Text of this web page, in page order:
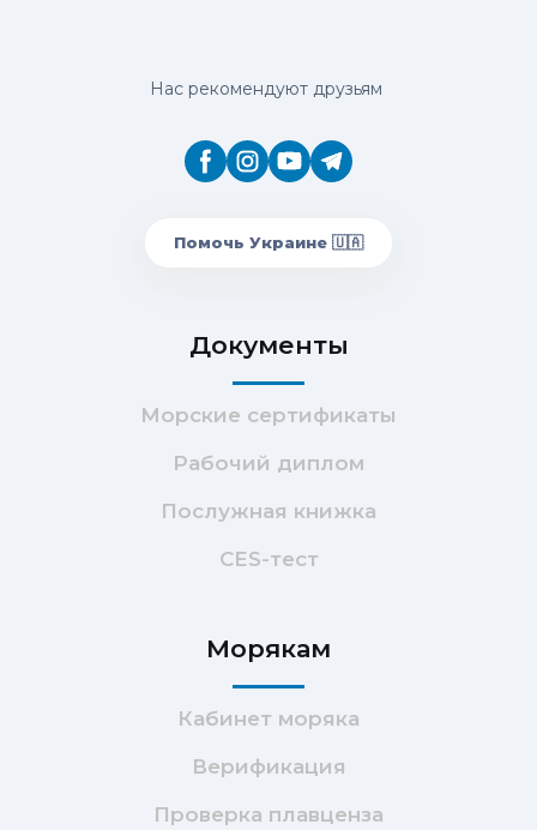
🔁 Как оформить возврат?
оцените видео на 1 звезду.
если он не пригодится вам → вы ничем не
Нас рекомендуют друзьям
Помочь Украине 🇺🇦
Документы
Морские сертификаты
Рабочий диплом
Послужная книжка
CES-тест
Морякам
Кабинет моряка
Верификация
Проверка плавценза